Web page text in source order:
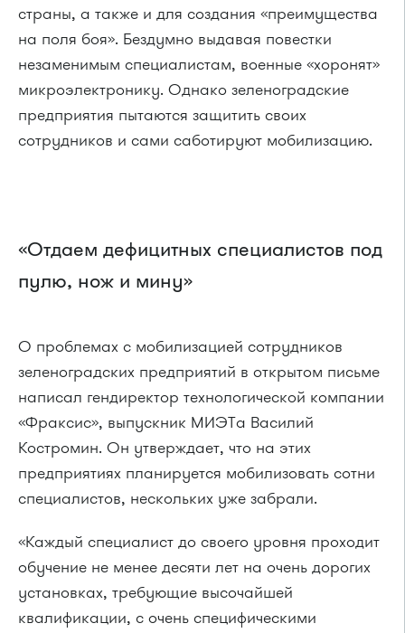
страны, а также и для создания «преимущества
на поля боя». Бездумно выдавая повестки
незаменимым специалистам, военные «хоронят»
микроэлектронику. Однако зеленоградские
предприятия пытаются защитить своих
сотрудников и сами саботируют мобилизацию.
«Отдаем дефицитных специалистов под
пулю, нож и мину»
О проблемах с мобилизацией сотрудников
зеленоградских предприятий в открытом письме
написал гендиректор технологической компании
«Фраксис», выпускник МИЭТа Василий
Костромин. Он утверждает, что на этих
предприятиях планируется мобилизовать сотни
специалистов, нескольких уже забрали.
«Каждый специалист до своего уровня проходит
обучение не менее десяти лет на очень дорогих
установках, требующие высочайшей
квалификации, с очень специфическими